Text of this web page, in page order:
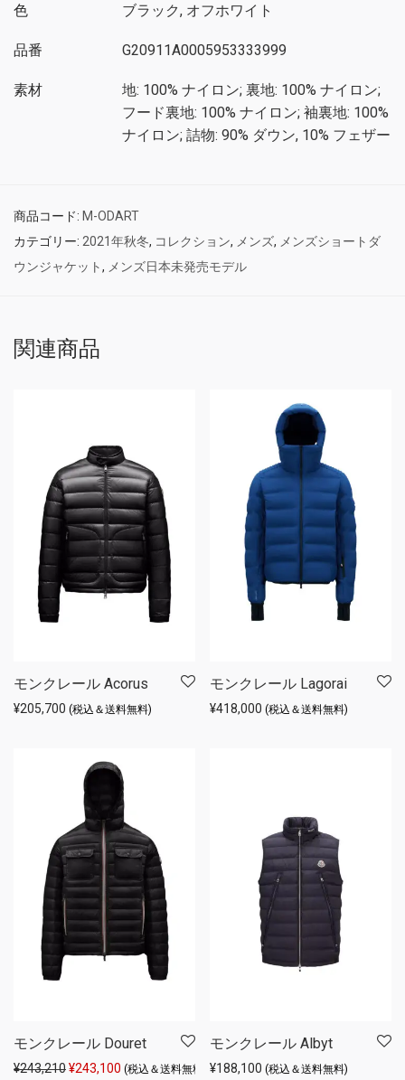
色 ブラック, オフホワイト
品番 G20911A0005953333999
素材
地: 100% ナイロン; 裏地: 100% ナイロン;
フード裏地: 100% ナイロン; 袖裏地: 100%
ナイロン; 詰物: 90% ダウン, 10% フェザー
商品コード: M-ODART
カテゴリー: 2021年秋冬, コレクション, メンズ, メンズショートダ
ウンジャケット, メンズ日本未発売モデル
関連商品
モンクレール Acorus
¥205,700 (税込＆送料無料)
モンクレール Lagorai
¥418,000 (税込＆送料無料)
モンクレール Douret
¥243,210元の価格は ¥243,210 でした。
¥243,100 現在の価格は ¥243,100 です。
(税込＆送料無料)
モンクレール Albyt
¥188,100 (税込＆送料無料)